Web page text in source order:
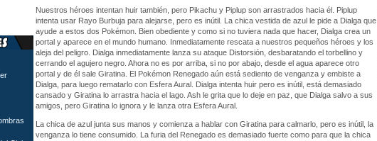
Nuestros héroes intentan huir también, pero Pikachu y Piplup son arrastrados hacia él. Piplup
intenta usar Rayo Burbuja para alejarse, pero es inútil. La chica vestida de azul le pide a Dialga que
ayude a estos dos Pokémon. Bien obediente y como si no tuviera nada que hacer, Dialga crea un
portal y aparece en el mundo humano. Inmediatamente rescata a nuestros pequeños héroes y los
aleja del peligro. Dialga inmediatamente lanza su ataque Distorsión, desbaratando el torbellino y
cerrando el agujero negro. Ahora no es por arriba, si no por abajo, desde el agua aparece otro
portal y de él sale Giratina. El Pokémon Renegado aún está sediento de venganza y embiste a
Dialga, para luego rematarlo con Esfera Aural. Dialga intenta huir pero es inútil, está demasiado
cansado y Giratina lo arrastra hacia el lago. Ash le grita que lo deje en paz, que Dialga salvo a sus
amigos, pero Giratina lo ignora y le lanza otra Esfera Aural.
La chica de azul junta sus manos y comienza a hablar con Giratina para calmarlo, pero es inútil, la
venganza lo tiene consumido. La furia del Renegado es demasiado fuerte como para que la chica